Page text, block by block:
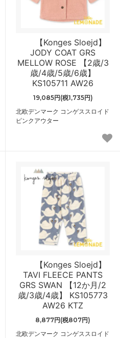
【Konges Sloejd】
JODY COAT GRS
MELLOW ROSE 【2歳/3
歳/4歳/5歳/6歳】
KS105711 AW26
19,085円(税1,735円)
北欧デンマーク コンゲススロイド
ピンクアウター
【Konges Sloejd】
TAVI FLEECE PANTS
GRS SWAN 【12か月/2
歳/3歳/4歳】 KS105773
AW26 KTZ
8,877円(税807円)
北欧デンマーク コンゲススロイド